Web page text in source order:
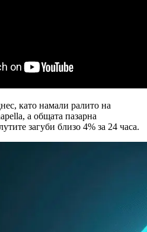
като намали ралито на
а общата пазарна
загуби близо 4% за 24 часа.